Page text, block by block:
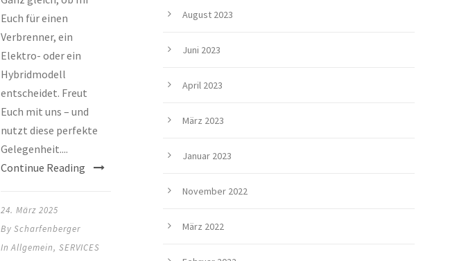
Euch für einen
Verbrenner, ein
Elektro- oder ein
Hybridmodell
entscheidet. Freut
Euch mit uns – und
nutzt diese perfekte
Gelegenheit....
Continue Reading
24. März 2025
By Scharfenberger
In Allgemein, SERVICES
August 2023
Juni 2023
April 2023
März 2023
Januar 2023
November 2022
März 2022